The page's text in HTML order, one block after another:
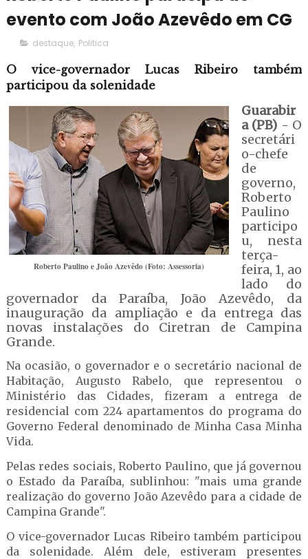
evento com João Azevêdo em CG
destaque, Politica
O vice-governador Lucas Ribeiro também
participou da solenidade
Roberto Paulino e João Azevêdo (Foto: Assessoria)
Guarabir
a (PB) - O
secretári
o-chefe
de
governo,
Roberto
Paulino
participo
u, nesta
terça-
feira, 1, ao
lado do
governador da Paraíba, João Azevêdo, da
inauguração da ampliação e da entrega das
novas instalações do Ciretran de Campina
Grande.
Na ocasião, o governador e o secretário nacional de
Habitação, Augusto Rabelo, que representou o
Ministério das Cidades, fizeram a entrega de
residencial com 224 apartamentos do programa do
Governo Federal denominado de Minha Casa Minha
Vida.
Pelas redes sociais, Roberto Paulino, que já governou
o Estado da Paraíba, sublinhou: "mais uma grande
realização do governo João Azevêdo para a cidade de
Campina Grande".
O vice-governador Lucas Ribeiro também participou
da solenidade. Além dele, estiveram presentes